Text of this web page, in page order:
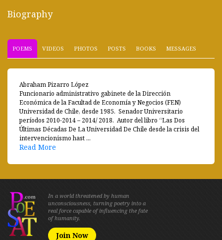
Biography
POEMS VIDEOS PHOTOS POSTS BOOKS MESSAGES
Abraham Pizarro López
Funcionario administrativo gabinete de la Dirección
Económica de la Facultad de Economía y Negocios (FEN)
Universidad de Chile, desde 1985. Senador Universitario
períodos 2010-2014 – 2014/ 2018. Autor del libro “Las Dos
Últimas Décadas De La Universidad De Chile desde la crisis del
intervencionismo hast ...
Read More
In a world threatened by human
unconsciousness, turning poetry into a
real force capable of influencing the fate
of humanity.
Join Now